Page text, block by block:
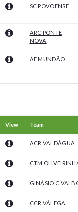
SC POVOENSE
ARC PONTE
NOVA
AE MUNDÃO
View Team
ACR VALDÁGUA
CTM
GINÁSIO C
CCR VÁLEGA